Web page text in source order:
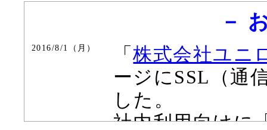
－
2016/8/1（月） 「株式会社ユニ
ージにSSL（通
した。
社内利用向けに